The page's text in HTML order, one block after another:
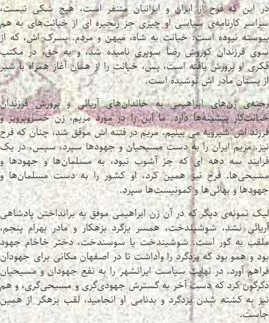
در این که فرح از ایران و ایرانیان متنفر است، هیچ شکی نیست،
سراسر کارنامه‌ی سیاسی او چیزی جز زنجیره ای از خیانت‌های به هم
پیوسته نبوده است: خیانت به شاه، میهن و مردم. پسرک اش، که از
سوی فرزندان کوروش رضا سوپری نامیده شد، و به حق، در مکتب
فکری او پرورش یافته است، پس، خیانت را از همان آغاز همراه با شیر
از پستان مادر اش نوشیده است.
رخنه‌ی زن‌های ابراهیمی به خاندان‌های آریائی و پرورش فرزندان
خیانت‌کار پیشینه‌ها دارد. ما این را در مورد مریم، زن خسروپرویز و
فرزند اش شیرویه می بینیم. مریم در فتنه اش موفق شد، چنان که فرح
نیز. مریم ایران را به دست مسیحیان و جهودها سپرد، سپس، در یک
فرایند سه دهه ای که جز آشوب نبود، به مسلمان‌ها و جهودها و
مسیحی‌ها. فرح نیز همین کرد، او کشور را به دست مسلمان‌ها و
جهودها و بهائی‌ها و کمونیست‌ها سپرد.
لیک نمونه‌ی دیگر که در آن زن ابراهیمی موفق به برانداختن پادشاهی
آریائی نشد، شوشیندخت، همسر یزگرد بزهکار و مادر بهرام پنجم،
ملقب به گور است. شوشیندخت یا سوسندخت، دختر خاخام جهود
بود و همو بود که یزدگرد را واداشت تا در اصفهان مکانی برای جهودان
فراهم آورد. در نهایت سیاست ایرانشهر را به نفع جهودان و مسیحیان
دگرگون کرد که دست آخر به گسترش جهودی‌گری و مسیحی‌گری، و هم
نیز به کشته شدن یزدگرد و بدنامی او انجامید، لقب بزهگر از همین
جاست.